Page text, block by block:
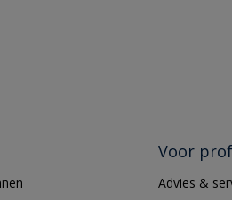
Voor
Advies &